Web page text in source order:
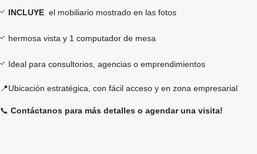
INCLUYE el mobiliario mostrado en las fotos
hermosa vista y 1 computador de mesa
Ideal para consultorios, agencias o emprendimientos
📍Ubicación estratégica, con fácil acceso y en zona empresarial
📞 Contáctanos para más detalles o agendar una visita!